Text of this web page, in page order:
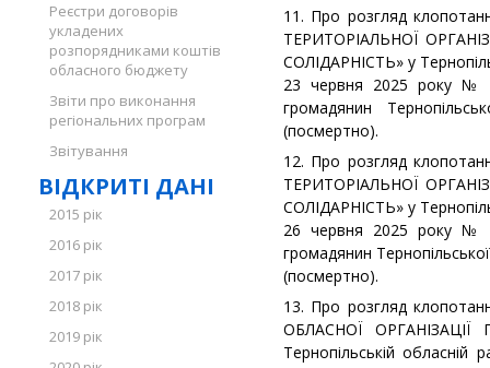
Реєстри договорів
укладених
розпорядниками коштів
обласного бюджету
Звіти про виконання
регіональних програм
Звітування
ВІДКРИТІ ДАНІ
2015 рік
2016 рік
2017 рік
2018 рік
2019 рік
11. Про розгляд
ТЕРИТОРІАЛЬНОЇ
СОЛІДАРНІСТЬ» у
23 червня 2025 року №
громадянин
(посмертно).
12. Про розгляд
ТЕРИТОРІАЛЬНОЇ
СОЛІДАРНІСТЬ» у
26 червня 2025 року №
громадянин
(посмертно).
13. Про розгляд
ОБЛАСНОЇ
Тернопільській обласній